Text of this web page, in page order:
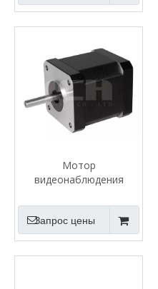
Мотор
видеонаблюдения
Запрос цены